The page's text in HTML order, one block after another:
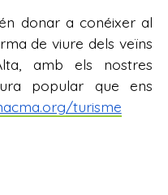
donar a conéixer al
de viure dels veïns
amb els nostres
popular que ens
turisme